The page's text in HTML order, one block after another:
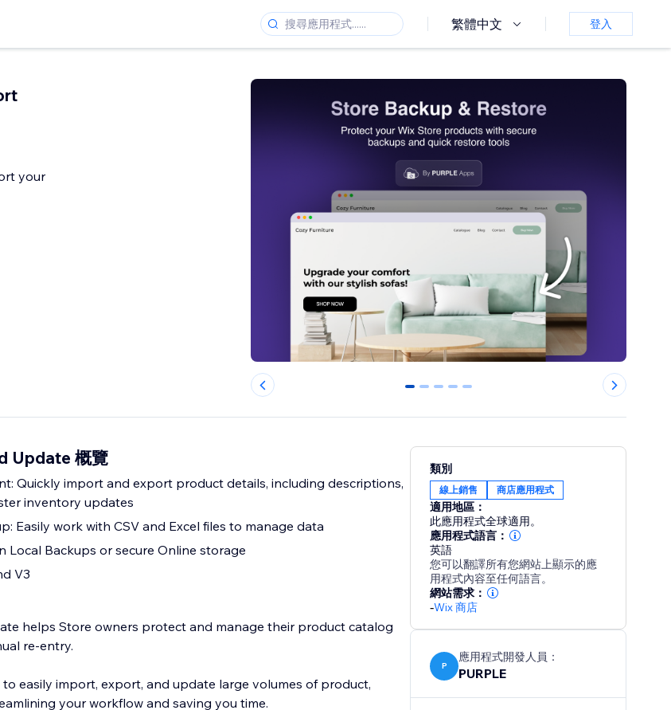
繁體中文 登入
your
0 1 2 3 4
Update 概覽
Quickly import and export product details, including descriptions,
inventory updates
Easily work with CSV and Excel files to manage data
Local Backups or secure Online storage
V3
helps Store owners protect and manage their product catalog
re-entry.
easily import, export, and update large volumes of product,
your workflow and saving you time.
類別
線上銷售 商店應用程式
適用地區：
此應用程式全球適用。
應用程式語言：
英語
您可以翻譯所有您網站上顯示的應
用程式內容至任何語言。
網站需求：
-Wix 商店
P
應用程式開發人員：
PURPLE